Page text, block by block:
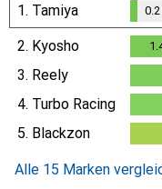
1. Tamiya
0.2%
0.2
2. Kyosho
3. Reely
4. Turbo Racing
5. Blackzon
Alle 15 Marken